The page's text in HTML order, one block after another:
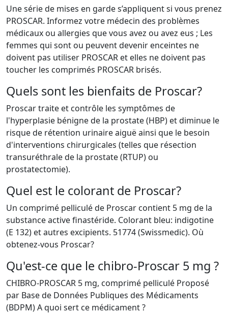
Une série de mises en garde s’appliquent si vous prenez
PROSCAR. Informez votre médecin des problèmes
médicaux ou allergies que vous avez ou avez eus ; Les
femmes qui sont ou peuvent devenir enceintes ne
doivent pas utiliser PROSCAR et elles ne doivent pas
toucher les comprimés PROSCAR brisés.
Quels sont les bienfaits de Proscar?
Proscar traite et contrôle les symptômes de
l'hyperplasie bénigne de la prostate (HBP) et diminue le
risque de rétention urinaire aiguë ainsi que le besoin
d'interventions chirurgicales (telles que résection
transuréthrale de la prostate (RTUP) ou
prostatectomie).
Quel est le colorant de Proscar?
Un comprimé pelliculé de Proscar contient 5 mg de la
substance active finastéride. Colorant bleu: indigotine
(E 132) et autres excipients. 51774 (Swissmedic). Où
obtenez-vous Proscar?
Qu'est-ce que le chibro-Proscar 5 mg ?
CHIBRO-PROSCAR 5 mg, comprimé pelliculé Proposé
par Base de Données Publiques des Médicaments
(BDPM) A quoi sert ce médicament ?